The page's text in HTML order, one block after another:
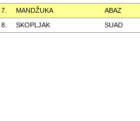
7.
MANDŽUKA
ABAZ
8.
SKOPLJAK SUAD